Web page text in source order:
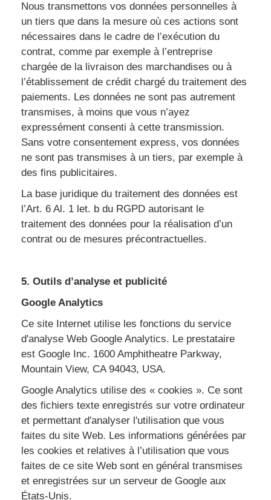
Nous transmettons vos données personnelles à
un tiers que dans la mesure où ces actions sont
nécessaires dans le cadre de l’exécution du
contrat, comme par exemple à l’entreprise
chargée de la livraison des marchandises ou à
l’établissement de crédit chargé du traitement des
paiements. Les données ne sont pas autrement
transmises, à moins que vous n’ayez
expressément consenti à cette transmission.
Sans votre consentement express, vos données
ne sont pas transmises à un tiers, par exemple à
des fins publicitaires.
La base juridique du traitement des données est
l’Art. 6 Al. 1 let. b du RGPD autorisant le
traitement des données pour la réalisation d’un
contrat ou de mesures précontractuelles.
5. Outils d’analyse et publicité
Google Analytics
Ce site Internet utilise les fonctions du service
d'analyse Web Google Analytics. Le prestataire
est Google Inc. 1600 Amphitheatre Parkway,
Mountain View, CA 94043, USA.
Google Analytics utilise des « cookies ». Ce sont
des fichiers texte enregistrés sur votre ordinateur
et permettant d'analyser l'utilisation que vous
faites du site Web. Les informations générées par
les cookies et relatives à l’utilisation que vous
faites de ce site Web sont en général transmises
et enregistrées sur un serveur de Google aux
États-Unis.